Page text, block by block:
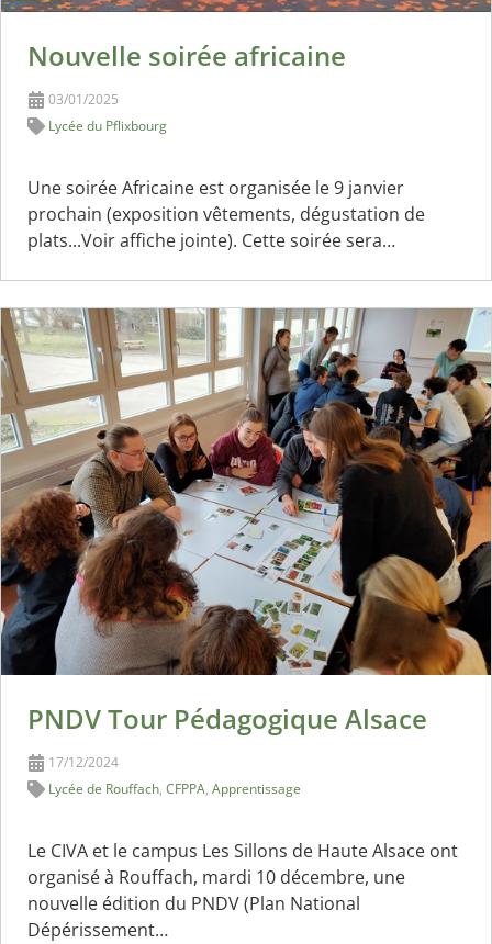
Nouvelle soirée africaine
03/01/2025
Lycée du Pflixbourg
Une soirée Africaine est organisée le 9 janvier
prochain (exposition vêtements, dégustation de
plats...Voir affiche jointe). Cette soirée sera…
PNDV Tour Pédagogique Alsace
17/12/2024
Lycée de Rouffach,CFPPA,Apprentissage
Le CIVA et le campus Les Sillons de Haute Alsace ont
organisé à Rouffach, mardi 10 décembre, une
nouvelle édition du PNDV (Plan National
Dépérissement…